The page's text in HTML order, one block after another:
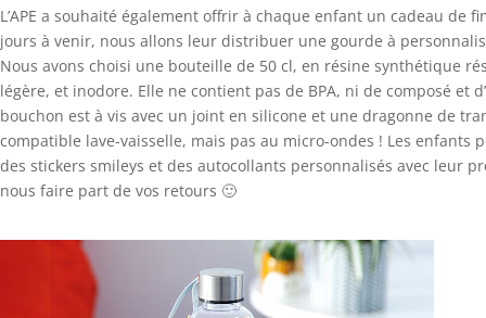
L’APE a souhaité également offrir à chaque enfant un cadeau de
jours à venir, nous allons leur distribuer une gourde à
Nous avons choisi une bouteille de 50 cl, en résine synthétique
légère, et inodore. Elle ne contient pas de BPA, ni de composé et
bouchon est à vis avec un joint en silicone et une dragonne de
compatible lave-vaisselle, mais pas au micro-ondes ! Les enfants
des stickers smileys et des autocollants personnalisés avec leur
nous faire part de vos retours 🙂